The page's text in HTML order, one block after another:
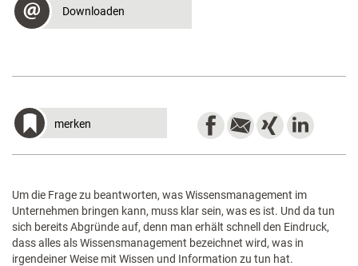
Downloaden
merken
Um die Frage zu beantworten, was Wissensmanagement im
Unternehmen bringen kann, muss klar sein, was es ist. Und da tun
sich bereits Abgründe auf, denn man erhält schnell den Eindruck,
dass alles als Wissensmanagement bezeichnet wird, was in
irgendeiner Weise mit Wissen und Information zu tun hat.